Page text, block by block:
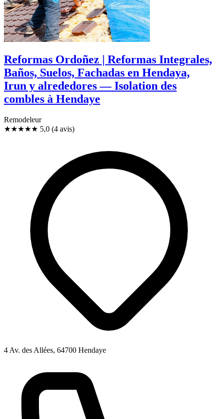
Reformas Ordoñez | Reformas Integrales,
Baños, Suelos, Fachadas en Hendaya,
Irun y alrededores — Isolation des
combles à Hendaye
Remodeleur
★★★★★ 5,0 (4 avis)
4 Av. des Allées, 64700 Hendaye